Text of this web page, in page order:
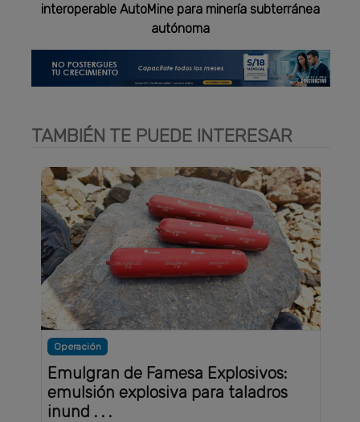
interoperable AutoMine para minería subterránea
autónoma
TAMBIÉN TE PUEDE INTERESAR
Operación
Emulgran de Famesa Explosivos:
emulsión explosiva para taladros
inund . . .